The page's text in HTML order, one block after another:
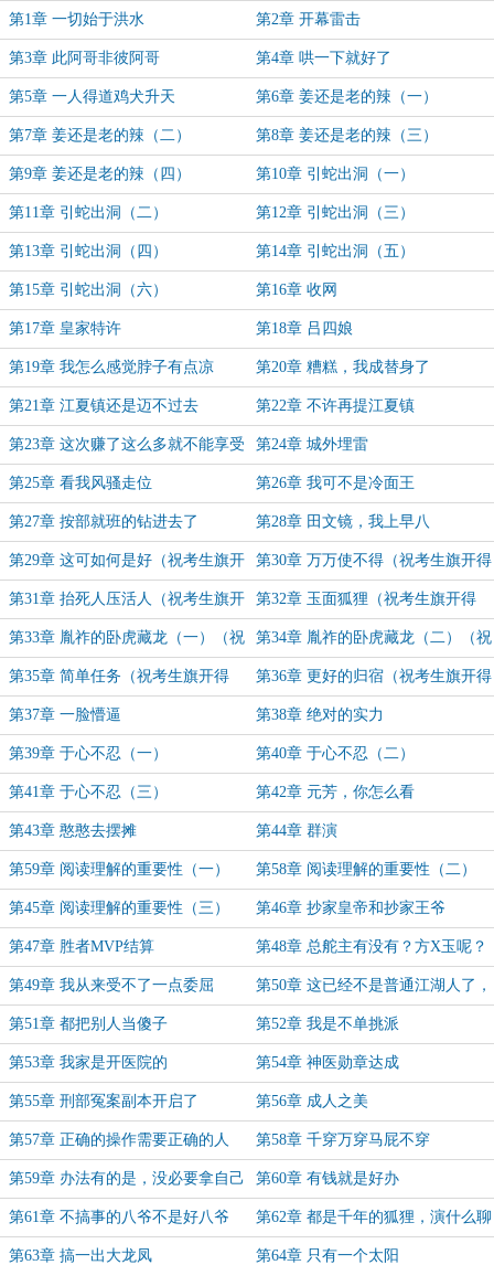
第1章 一切始于洪水 第2章 开幕雷击
第3章 此阿哥非彼阿哥 第4章 哄一下就好了
第5章 一人得道鸡犬升天 第6章 姜还是老的辣（一）
第7章 姜还是老的辣（二） 第8章 姜还是老的辣（三）
第9章 姜还是老的辣（四） 第10章 引蛇出洞（一）
第11章 引蛇出洞（二） 第12章 引蛇出洞（三）
第13章 引蛇出洞（四） 第14章 引蛇出洞（五）
第15章 引蛇出洞（六） 第16章 收网
第17章 皇家特许 第18章 吕四娘
第19章 我怎么感觉脖子有点凉 第20章 糟糕，我成替身了
第21章 江夏镇还是迈不过去 第22章 不许再提江夏镇
第23章 这次赚了这么多就不能享受
享受吗
第24章 城外埋雷
第25章 看我风骚走位 第26章 我可不是冷面王
第27章 按部就班的钻进去了 第28章 田文镜，我上早八
第29章 这可如何是好（祝考生旗开
得胜）
第30章 万万使不得（祝考生旗开得
胜）
第31章 抬死人压活人（祝考生旗开
得胜）
第32章 玉面狐狸（祝考生旗开得
胜）
第33章 胤祚的卧虎藏龙（一）（祝
考生旗开得胜）
第34章 胤祚的卧虎藏龙（二）（祝
考生旗开得胜）
第35章 简单任务（祝考生旗开得
胜）
第36章 更好的归宿（祝考生旗开得
胜）
第37章 一脸懵逼 第38章 绝对的实力
第39章 于心不忍（一） 第40章 于心不忍（二）
第41章 于心不忍（三） 第42章 元芳，你怎么看
第43章 憨憨去摆摊 第44章 群演
第59章 阅读理解的重要性（一） 第58章 阅读理解的重要性（二）
第45章 阅读理解的重要性（三） 第46章 抄家皇帝和抄家王爷
第47章 胜者MVP结算 第48章 总舵主有没有？方X玉呢？
第49章 我从来受不了一点委屈 第50章 这已经不是普通江湖人了，
必须重拳出击！
第51章 都把别人当傻子 第52章 我是不单挑派
第53章 我家是开医院的 第54章 神医勋章达成
第55章 刑部冤案副本开启了 第56章 成人之美
第57章 正确的操作需要正确的人 第58章 千穿万穿马屁不穿
第59章 办法有的是，没必要拿自己
的命去搏
第60章 有钱就是好办
第61章 不搞事的八爷不是好八爷 第62章 都是千年的狐狸，演什么聊
斋
第63章 搞一出大龙凤 第64章 只有一个太阳